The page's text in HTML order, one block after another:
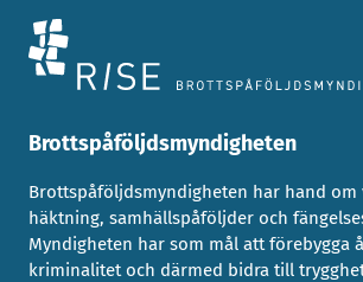
Brottspåföljdsmyndigheten
Brottspåföljdsmyndigheten har hand om
häktning, samhällspåföljder och
Myndigheten har som mål att förebygga
kriminalitet och därmed bidra till